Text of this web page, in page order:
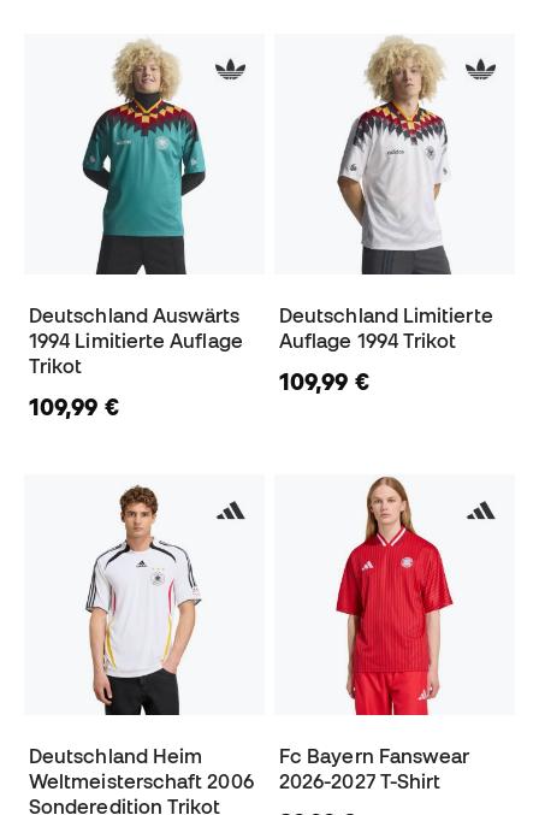
Deutschland Auswärts
1994 Limitierte Auflage
Trikot
109,99 €
Deutschland Limitierte
Auflage 1994 Trikot
109,99 €
Deutschland Heim
Weltmeisterschaft 2006
Sonderedition Trikot
Fc Bayern Fanswear
2026-2027 T-Shirt